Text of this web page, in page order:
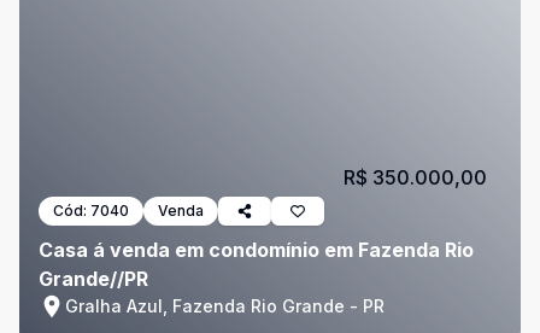
Cód: 7040 Venda
Casa á venda em condomínio em Fazenda Rio
Grande//PR
Gralha Azul, Fazenda Rio Grande - PR
R$ 350.000,00